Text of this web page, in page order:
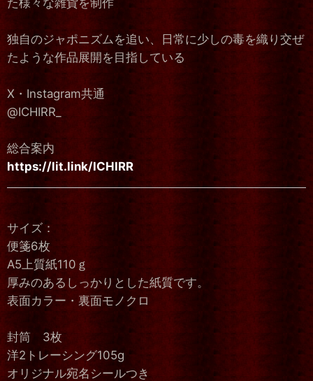
独自のジャポニズムを追い、日常に少しの毒を織り交ぜ
たような作品展開を目指している
X・Instagram共通
@ICHIRR_
総合案内
https://lit.link/ICHIRR
サイズ：
便箋6枚
A5上質紙110ｇ
厚みのあるしっかりとした紙質です。
表面カラー・裏面モノクロ
封筒 3枚
洋2トレーシング105g
オリジナル宛名シールつき